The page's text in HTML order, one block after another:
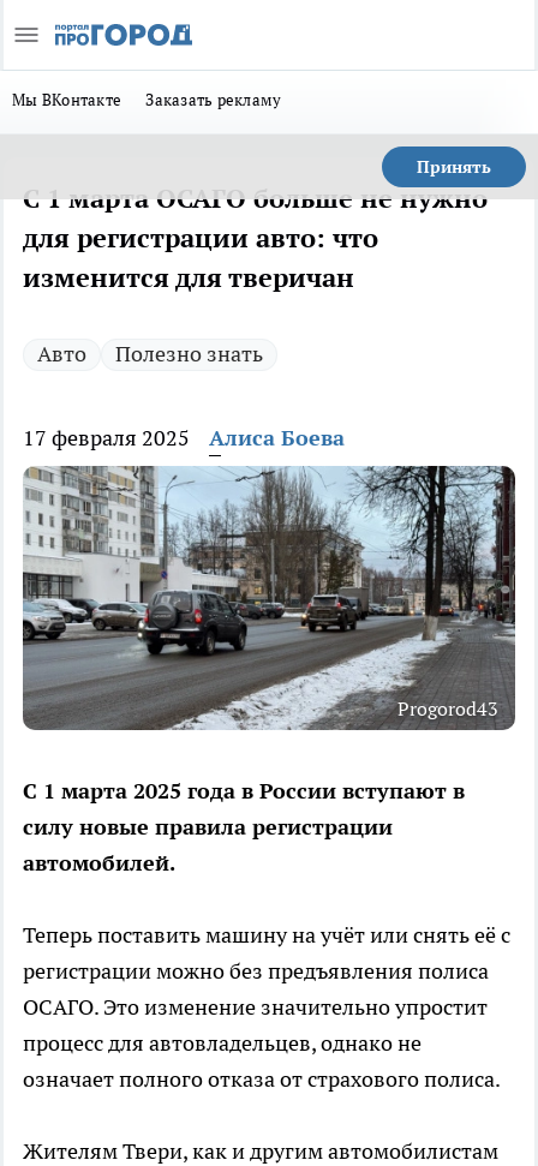
Мы ВКонтакте Заказать рекламу
Принять
С 1 марта ОСАГО больше не нужно
для регистрации авто: что
изменится для тверичан
Авто Полезно знать
17 февраля 2025 Алиса Боева
Progorod43
С 1 марта 2025 года в России вступают в
силу новые правила регистрации
автомобилей.
Теперь поставить машину на учёт или снять её с
регистрации можно без предъявления полиса
ОСАГО. Это изменение значительно упростит
процесс для автовладельцев, однако не
означает полного отказа от страхового полиса.
Жителям Твери, как и другим автомобилистам